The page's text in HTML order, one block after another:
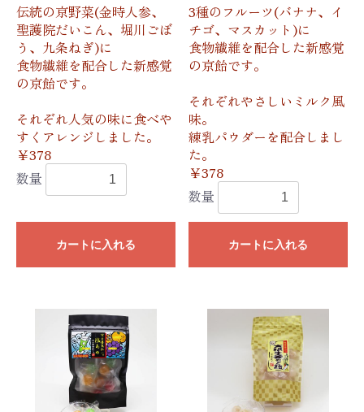
伝統の京野菜(金時人参、
聖護院だいこん、堀川ごぼ
う、九条ねぎ)に
食物繊維を配合した新感覚
の京飴です。
それぞれ人気の味に食べや
すくアレンジしました。
￥378
数量
カートに入れる
3種のフルーツ(バナナ、イ
チゴ、マスカット)に
食物繊維を配合した新感覚
の京飴です。
それぞれやさしいミルク風
味。
練乳パウダーを配合しまし
た。
￥378
数量
カートに入れる